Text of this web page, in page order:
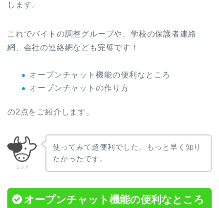
します。
これでバイトの調整グループや、学校の保護者連絡
網、会社の連絡網なども完璧です！
オープンチャット機能の便利なところ
オープンチャットの作り方
の2点をご紹介します。
ミッド
使ってみて超便利でした。もっと早く知り
たかったです。
オープンチャット機能の便利なところ